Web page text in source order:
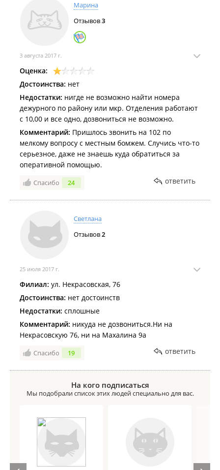
Марина
Отзывов3
3 августа 2017 г.
Оценка:
Достоинства: нет
Недостатки: нигде не возможно найти номера
дежурного по району или мкр. Отделения работают
с 10,00 и все одно, дозвониться не возможно.
Комментарий: Пришлось звонить на 102 по
мелкому вопросу с местным бомжем. Случись что-то
серьезное, даже не знаешь куда обратиться за
оперативной помощью.
Спасибо 24 ответить
Светлана
Отзывов2
25 июля 2017 г.
Филиал: ул. Некрасовская, 76
Достоинства: нет достоинств
Недостатки: сплошные
Комментарий: никуда не дозвониться.Ни на
Некрасовскую 76, ни на Махалина 9а
Спасибо 19 ответить
На кого подписаться
Мы подобрали список этих людей специально для вас.